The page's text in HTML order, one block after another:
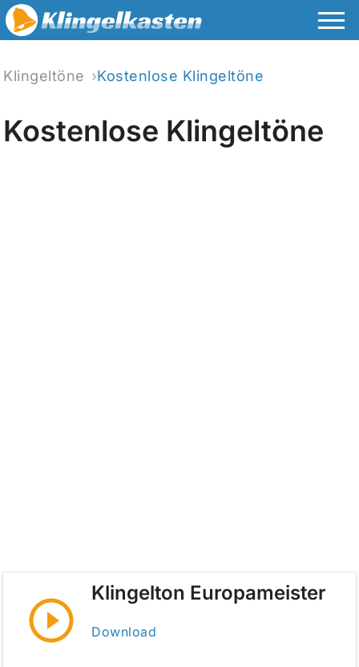
Klingeltöne Kostenlose Klingeltöne
Kostenlose Klingeltöne
Klingelton Europameister
Download